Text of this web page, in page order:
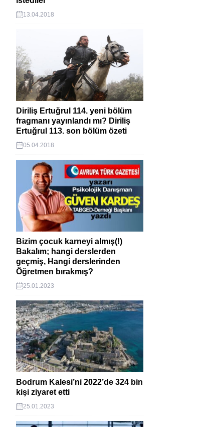
13.04.2018
Diriliş Ertuğrul 114. yeni bölüm
fragmanı yayınlandı mı? Diriliş
Ertuğrul 113. son bölüm özeti
05.04.2018
Bizim çocuk karneyi almış(!)
Bakalım; hangi derslerden
geçmiş, Hangi derslerinden
Öğretmen bırakmış?
25.01.2023
Bodrum Kalesi’ni 2022’de 324 bin
kişi ziyaret etti
25.01.2023